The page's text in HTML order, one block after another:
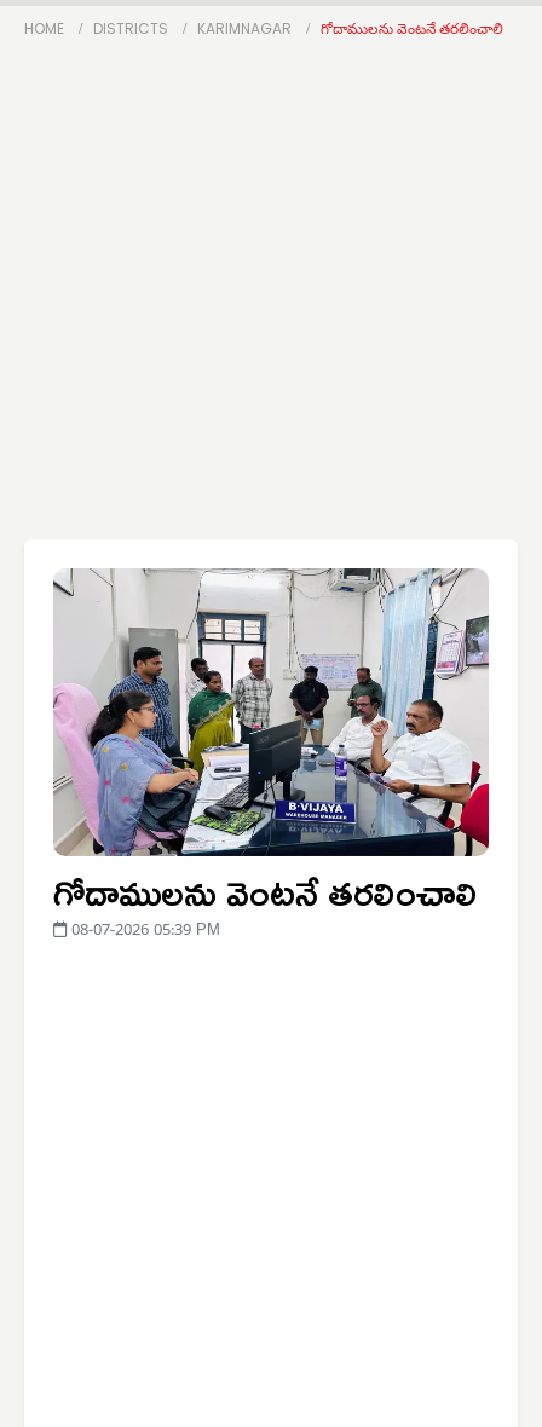
HOME DISTRICTS KARIMNAGAR గోదాములను వెంటనే తరలించాలి
గోదాములను వెంటనే తరలించాలి
08-07-2026 05:39 PM